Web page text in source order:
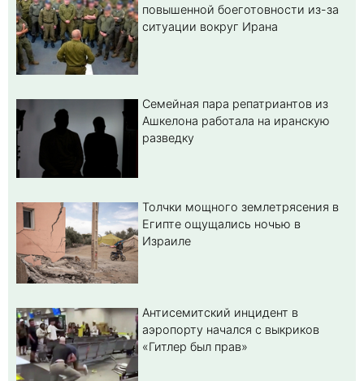
повышенной боеготовности из-за
ситуации вокруг Ирана
Семейная пара репатриантов из
Ашкелона работала на иранскую
разведку
Толчки мощного землетрясения в
Египте ощущались ночью в
Израиле
Антисемитский инцидент в
аэропорту начался с выкриков
«Гитлер был прав»